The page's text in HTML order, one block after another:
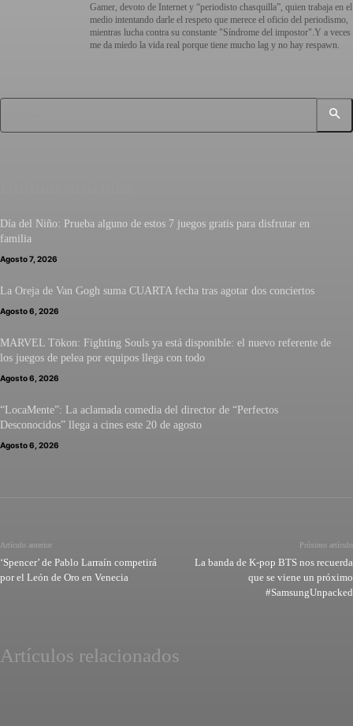
Gamer, devoto de Internet y “periodisto chasquilla”, quien trabaja en el
medio intentando darle el respeto que merece el oficio del periodismo,
mientras lucha contra su constante "Síndrome del impostor".Y a veces
me da miedo la vida real porque tiene mucho lag y no hay respawn.
Día del Niño: Prueba alguno de estos 7 juegos gratis para disfrutar en
familia
Agosto 7, 2026
La Oreja de Van Gogh suma CUARTA fecha tras agotar dos conciertos
Agosto 6, 2026
MARVEL Tōkon: Fighting Souls ya está disponible: el nuevo referente de
los juegos de pelea por equipos llega con todo
Agosto 6, 2026
“LocaMente”: La aclamada comedia del director de “Perfectos
Desconocidos” llega a cines este 20 de agosto
Agosto 6, 2026
Artículo anterior
‘Spencer’ de Pablo Larraín competirá
por el León de Oro en Venecia
Próximo artículo
La banda de K-pop BTS nos recuerda
que se viene un próximo
#SamsungUnpacked
Artículos relacionados